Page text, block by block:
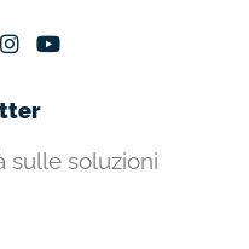
sulle soluzioni